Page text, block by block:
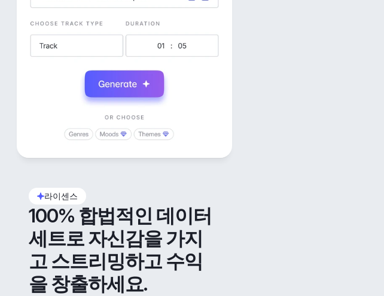
라이센스
100% 합법적인 데이터
세트로 자신감을 가지
고 스트리밍하고 수익
을 창출하세요.